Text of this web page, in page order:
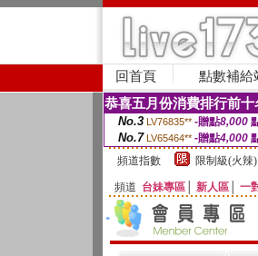
回首頁 點數補給
恭喜五月份消費排行前
No.3 LV76835** -贈點8,000
No.7 LV65464** -贈點4,000
頻道指數
限制級(火辣)
頻道 台妹專區 新人區 一